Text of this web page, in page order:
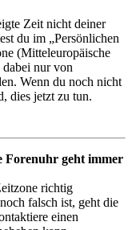
Zeit nicht deiner
du im „Persönlichen
(Mitteleuropäische
nur von
Wenn du noch nicht
dies jetzt zu tun.
Forenuhr geht immer
richtig
falsch ist, geht die
einen